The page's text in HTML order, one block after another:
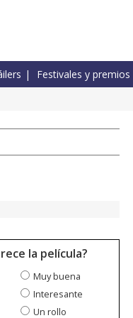
Festivales y premios
la película?
Muy buena
Interesante
Un rollo